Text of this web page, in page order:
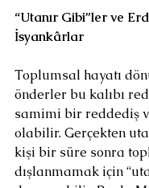
“Utanır Gibi”ler ve
İsyankârlar
Toplumsal hayatı
önderler bu kalıbı
samimi bir reddediş
olabilir. Gerçekten
kişi bir süre sonra
dışlanmamak için